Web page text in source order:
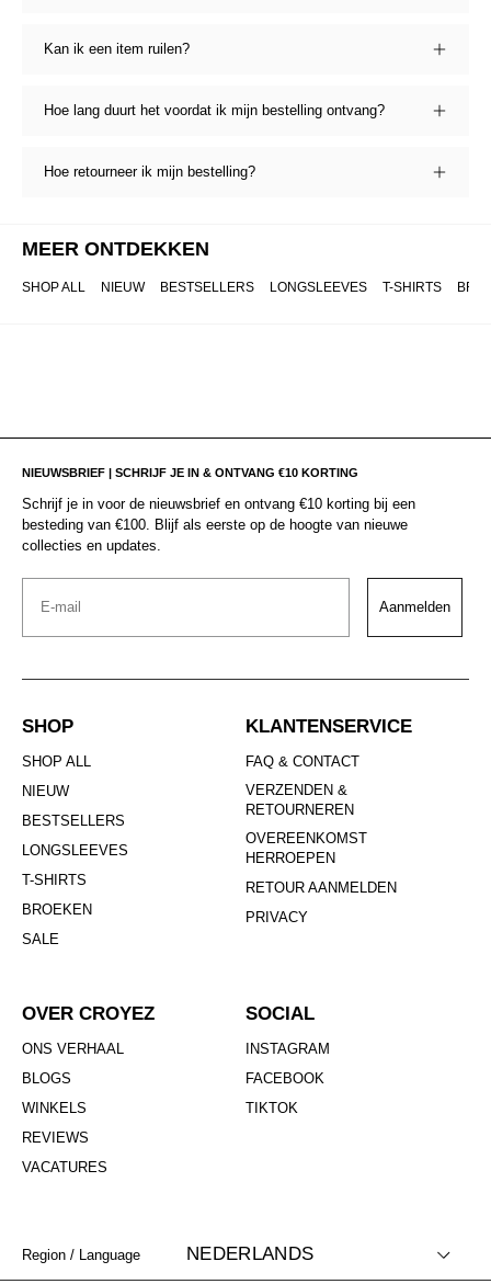
Kan ik een item ruilen?
Hoe lang duurt het voordat ik mijn bestelling ontvang?
Hoe retourneer ik mijn bestelling?
MEER ONTDEKKEN
SHOP ALL NIEUW BESTSELLERS LONGSLEEVES T-SHIRTS
NIEUWSBRIEF | SCHRIJF JE IN & ONTVANG €10 KORTING
Schrijf je in voor de nieuwsbrief en ontvang €10 korting bij een
besteding van €100. Blijf als eerste op de hoogte van nieuwe
collecties en updates.
Email
Aanmelden
SHOP
SHOP ALL
NIEUW
BESTSELLERS
LONGSLEEVES
T-SHIRTS
BROEKEN
SALE
KLANTENSERVICE
FAQ & CONTACT
VERZENDEN &
RETOURNEREN
OVEREENKOMST
HERROEPEN
RETOUR AANMELDEN
PRIVACY
OVER CROYEZ
ONS VERHAAL
BLOGS
WINKELS
REVIEWS
VACATURES
SOCIAL
INSTAGRAM
FACEBOOK
TIKTOK
Region / Language NEDERLANDS